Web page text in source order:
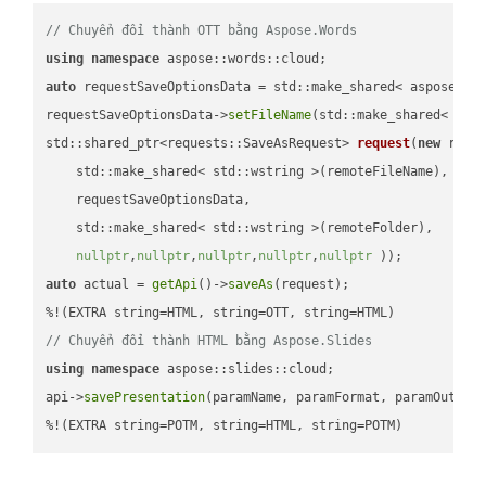
// Chuyển đổi thành OTT bằng Aspose.Words
using namespace
auto requestSaveOptionsData = std::make_shared<
requestSaveOptionsData->setFileName(std::make_shared<
std::shared_ptr<requests::SaveAsRequest> request( new
    std::make_shared< std::wstring >(remoteFileName),
    requestSaveOptionsData,
    std::make_shared< std::wstring >(remoteFolder),
nullptr, nullptr, nullptr, nullptr, nullptr ))
auto actual = getApi()->saveAs (request);
// Chuyển đổi thành HTML bằng Aspose.Slides
using namespace aspose::slides::cloud;
api->savePresentation(paramName, paramFormat,
%!(EXTRA string=POTM, string=HTML, string=POTM)